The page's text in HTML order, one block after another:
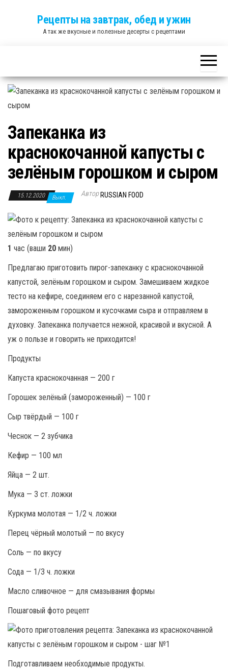
Рецепты на завтрак, обед и ужин
А так же вкусные и полезные десерты с рецептами
Запеканка из
краснокочанной капусты с
зелёным горошком и сыром
15.12.2020 Выкл. Автор RUSSIAN FOOD
1 час (ваши 20 мин)
Предлагаю приготовить пирог-запеканку с краснокочанной
капустой, зелёным горошком и сыром. Замешиваем жидкое
тесто на кефире, соединяем его с нарезанной капустой,
замороженным горошком и кусочками сыра и отправляем в
духовку. Запеканка получается нежной, красивой и вкусной. А
уж о пользе и говорить не приходится!
Продукты
Капуста краснокочанная — 200 г
Горошек зелёный (замороженный) — 100 г
Сыр твёрдый — 100 г
Чеснок — 2 зубчика
Кефир — 100 мл
Яйца — 2 шт.
Мука — 3 ст. ложки
Куркума молотая — 1/2 ч. ложки
Перец чёрный молотый — по вкусу
Соль — по вкусу
Сода — 1/3 ч. ложки
Масло сливочное — для смазывания формы
Пошаговый фото рецепт
Подготавливаем необходимые продукты.